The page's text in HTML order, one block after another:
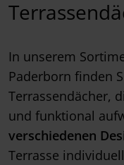
In unserem
Paderborn finden
Terrassendächer,
und funktional
verschiedenen
Terrasse